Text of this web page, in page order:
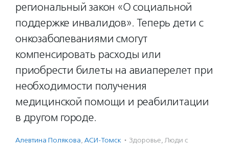
региональный закон «О социальной
поддержке инвалидов». Теперь дети с
онкозаболеваниями смогут
компенсировать расходы или
приобрести билеты на авиаперелет при
необходимости получения
медицинской помощи и реабилитации
в другом городе.
Алевтина Полякова, АСИ-Томск · Здоровье, Люди с